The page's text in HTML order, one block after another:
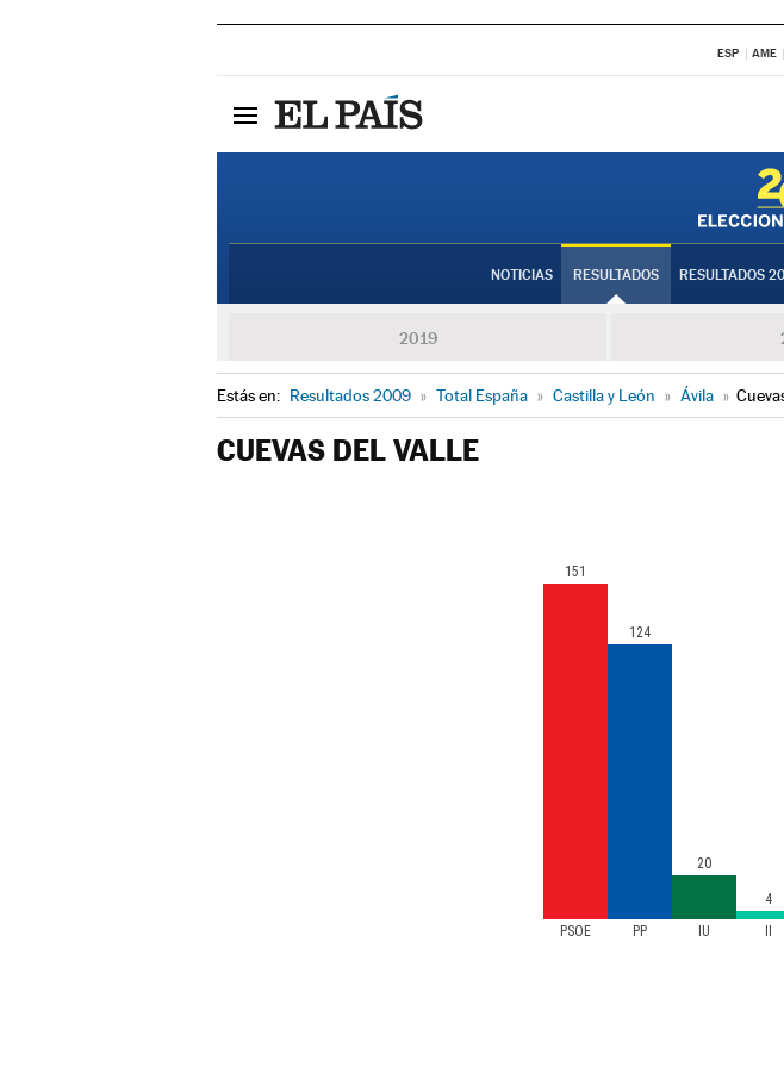
ESP AME
NOTICIAS RESULTADOS RESULTADOS
2019
Estás en: Resultados 2009 » Total España » Castilla y León » Ávila »
CUEVAS DEL VALLE
PSOE PP IU
151
124
20
4